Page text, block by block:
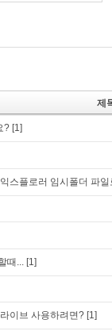
제
? [1]
스플로러 임시폴더 파
때... [1]
이브 사용하려면? [1]